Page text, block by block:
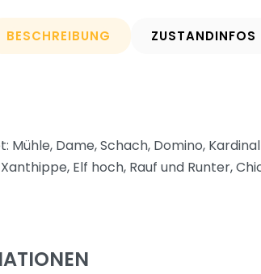
BESCHREIBUNG ZUSTANDINFOS
Mühle, Dame, Schach, Domino,
Elf hoch, Rauf und Runter,